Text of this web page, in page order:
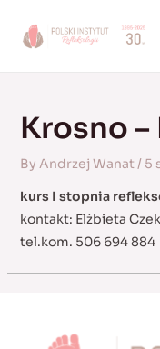
Krosno
By Andrzej Wanat/ 5
kurs I stopnia
kontakt: Elżbieta
tel.kom. 506 694 884